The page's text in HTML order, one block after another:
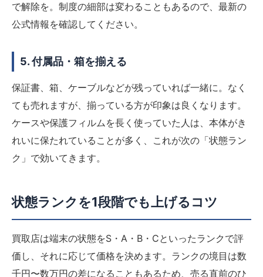
で解除を。制度の細部は変わることもあるので、最新の
公式情報を確認してください。
5. 付属品・箱を揃える
保証書、箱、ケーブルなどが残っていれば一緒に。なく
ても売れますが、揃っている方が印象は良くなります。
ケースや保護フィルムを長く使っていた人は、本体がき
れいに保たれていることが多く、これが次の「状態ラン
ク」で効いてきます。
状態ランクを1段階でも上げるコツ
買取店は端末の状態をS・A・B・Cといったランクで評
価し、それに応じて価格を決めます。ランクの境目は数
千円〜数万円の差になることもあるため、売る直前のひ